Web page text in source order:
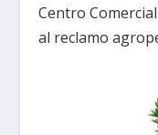
Centro
al reclamo